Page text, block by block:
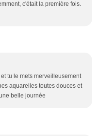
c'était la première fois.
tu le mets merveilleusement
aquarelles toutes douces et
belle journée